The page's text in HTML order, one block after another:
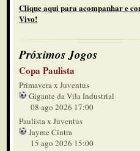
Clique aqui para acompanhar e
Vivo!
Próximos Jogos
Copa Paulista
Primavera x Juventus
Gigante da Vila Industrial
08 ago 2026 17:00
Paulista x Juventus
Jayme Cintra
15 ago 2026 15:00